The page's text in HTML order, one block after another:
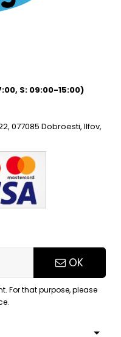
S: 09:00-15:00)
077085 Dobroesti, Ilfov,
OK
For that purpose, please